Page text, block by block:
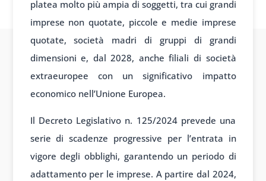
platea molto più ampia di soggetti, tra cui grandi
imprese non quotate, piccole e medie imprese
quotate, società madri di gruppi di grandi
dimensioni e, dal 2028, anche filiali di società
extraeuropee con un significativo impatto
economico nell’Unione Europea.
Il Decreto Legislativo n. 125/2024 prevede una
serie di scadenze progressive per l’entrata in
vigore degli obblighi, garantendo un periodo di
adattamento per le imprese. A partire dal 2024,